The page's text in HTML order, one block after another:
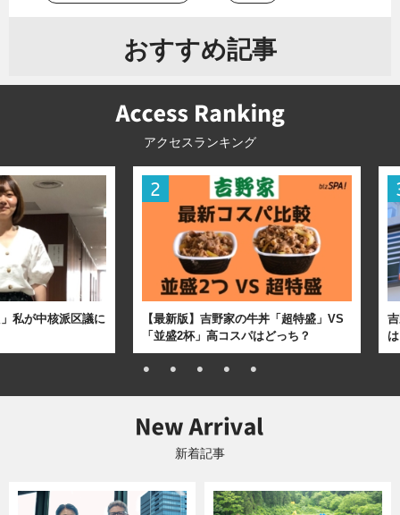
おすすめ記事
アクセスランキング
私が中核派区議に
【最新版】吉野家の牛丼「超特盛」VS
「並盛2杯」高コスパはどっち？
新着記事